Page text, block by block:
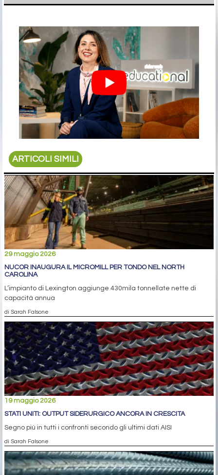
ARTICOLI SIMILI
29 maggio 2026
NUCOR INAUGURA IL MICROMILL PER TONDO NEL NORTH
CAROLINA
L’impianto di Lexington aggiunge 430mila tonnellate nette di
capacità annua
di Sarah Falsone
19 maggio 2026
STATI UNITI: OUTPUT SIDERURGICO ANCORA IN CRESCITA
Segno più in tutti i confronti secondo gli ultimi dati AISI
di Sarah Falsone